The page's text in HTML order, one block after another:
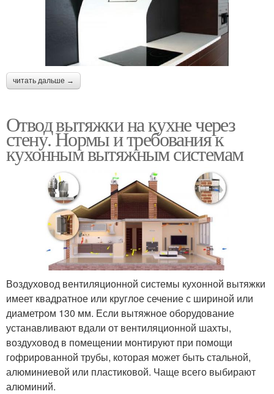
читать дальше →
Отвод вытяжки на кухне через
стену. Нормы и требования к
кухонным вытяжным системам
Воздуховод вентиляционной системы кухонной вытяжки
имеет квадратное или круглое сечение с шириной или
диаметром 130 мм. Если вытяжное оборудование
устанавливают вдали от вентиляционной шахты,
воздуховод в помещении монтируют при помощи
гофрированной трубы, которая может быть стальной,
алюминиевой или пластиковой. Чаще всего выбирают
алюминий.